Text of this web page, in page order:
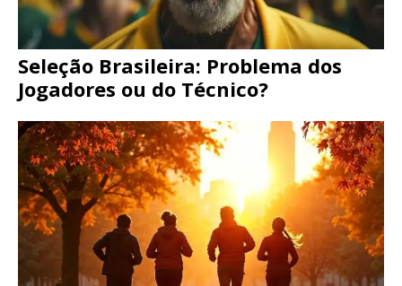
Seleção Brasileira: Problema dos
Jogadores ou do Técnico?